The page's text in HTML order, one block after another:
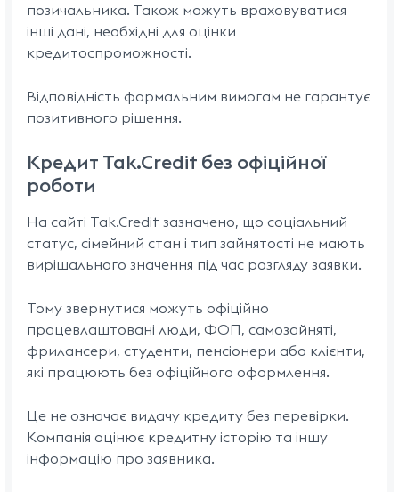
позичальника. Також можуть враховуватися
інші дані, необхідні для оцінки
кредитоспроможності.
Відповідність формальним вимогам не гарантує
позитивного рішення.
Кредит Tak.Credit без офіційної
роботи
На сайті Tak.Credit зазначено, що соціальний
статус, сімейний стан і тип зайнятості не мають
вирішального значення під час розгляду заявки.
Тому звернутися можуть офіційно
працевлаштовані люди, ФОП, самозайняті,
фрилансери, студенти, пенсіонери або клієнти,
які працюють без офіційного оформлення.
Це не означає видачу кредиту без перевірки.
Компанія оцінює кредитну історію та іншу
інформацію про заявника.